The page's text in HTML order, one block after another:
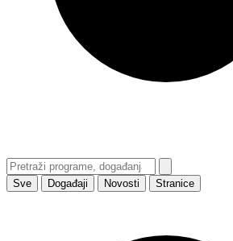
Sve Događaji Novosti Stranice